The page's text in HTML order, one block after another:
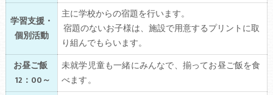
学習支援・
個別活動
主に学校からの宿題を行います。
宿題のないお子様は、施設で用意するプリントに取
り組んでもらいます。
お昼ご飯
12：00～
未就学児童も一緒にみんなで、揃ってお昼ご飯を食
べます。